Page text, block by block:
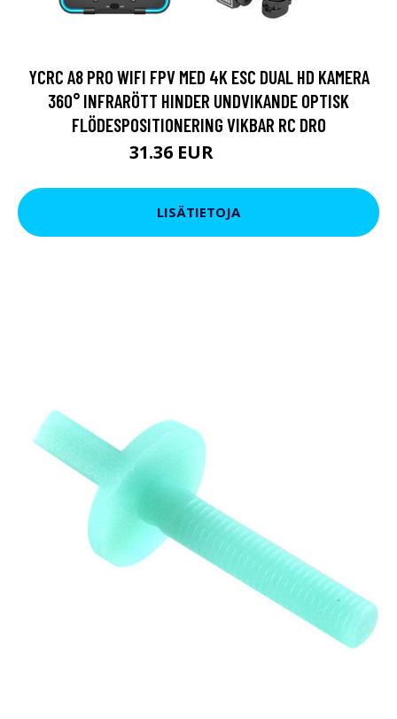
YCRC A8 PRO WIFI FPV MED 4K ESC DUAL HD KAMERA
360° INFRARÖTT HINDER UNDVIKANDE OPTISK
FLÖDESPOSITIONERING VIKBAR RC DRO
31.36 EUR
LISÄTIETOJA